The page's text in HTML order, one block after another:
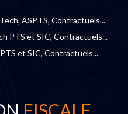
ASPTS, Contractuels...
PTS et SIC, Contractuels...
et SIC, Contractuels...